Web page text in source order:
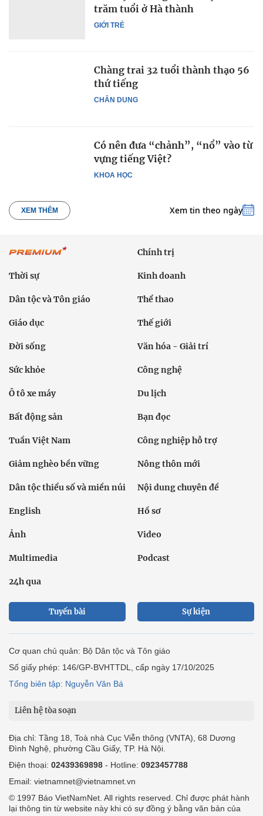
GIỚI TRẺ
trăm tuổi ở Hà thành
CHÂN DUNG
Chàng trai 32 tuổi thành thạo 56
thứ tiếng
KHOA HỌC
Có nên đưa “chảnh”, “nổ” vào từ
vựng tiếng Việt?
XEM THÊM Xem tin theo ngày
Chính trị
Thời sự Kinh doanh
Dân tộc và Tôn giáo Thể thao
Giáo dục Thế giới
Đời sống Văn hóa - Giải trí
Sức khỏe Công nghệ
Ô tô xe máy Du lịch
Bất động sản Bạn đọc
Tuần Việt Nam Công nghiệp hỗ trợ
Giảm nghèo bền vững Nông thôn mới
Dân tộc thiểu số và miền núi Nội dung chuyên đề
English Hồ sơ
Ảnh Video
Multimedia Podcast
24h qua
Tuyến bài Sự kiện
Cơ quan chủ quản: Bộ Dân tộc và Tôn giáo
Số giấy phép: 146/GP-BVHTTDL, cấp ngày 17/10/2025
Tổng biên tập: Nguyễn Văn Bá
Liên hệ tòa soạn
Địa chỉ: Tầng 18, Toà nhà Cục Viễn thông (VNTA), 68 Dương
Đình Nghệ, phường Cầu Giấy, TP. Hà Nội.
Điện thoại: 02439369898 - Hotline: 0923457788
Email: vietnamnet@vietnamnet.vn
© 1997 Báo VietNamNet. All rights reserved. Chỉ được phát hành
lại thông tin từ website này khi có sự đồng ý bằng văn bản của